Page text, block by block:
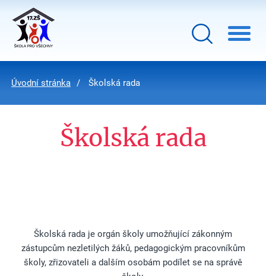
Úvodní stránka Školská rada
Školská rada
Školská rada je orgán školy umožňující zákonným
zástupcům nezletilých žáků, pedagogickým pracovníkům
školy, zřizovateli a dalším osobám podílet se na správě